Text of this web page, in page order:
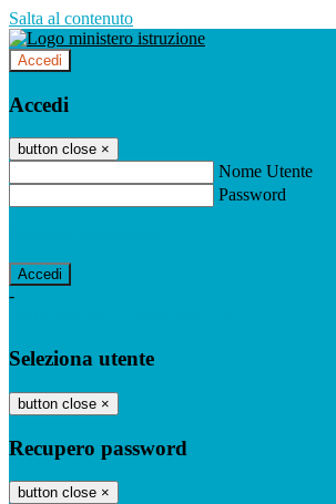
Salta al contenuto
Accedi
Accedi
button close ×
Nome Utente
Password
-
Seleziona utente
button close ×
Recupero password
button close ×